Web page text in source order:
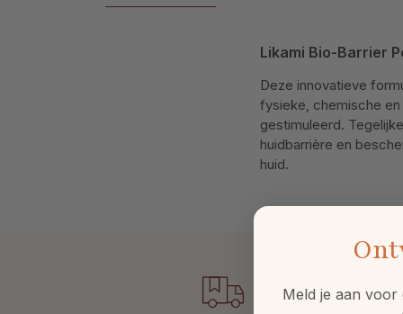
Likami Bio-Barrier
Deze innovatieve
fysieke, chemische
gestimuleerd.
huidbarrière en
huid.
Meld je aan